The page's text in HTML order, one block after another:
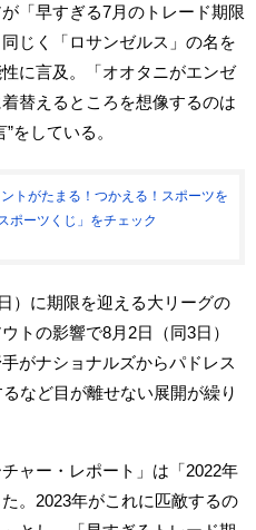
「早すぎる7月のトレード期限
じく「ロサンゼルス」の名を
に言及。「オオタニがエンゼ
替えるところを想像するのは
をしている。
トがたまる！つかえる！スポーツを
ポーツくじ」をチェック
）に期限を迎える大リーグの
トの影響で8月2日（同3日）
がナショナルズからパドレス
など目が離せない展開が繰り
ャー・レポート」は「2022年
。2023年がこれに匹敵するの